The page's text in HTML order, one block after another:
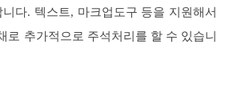
다. 텍스트, 마크업도구 등을 지원해서
로 추가적으로 주석처리를 할 수 있습니